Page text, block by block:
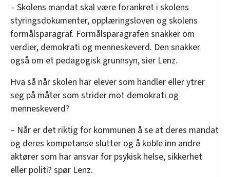
– Skolens mandat skal være forankret i ­skolens
styringsdokumenter, opplæringsloven og skolens
formålsparagraf. Formålsparagrafen snakker om
verdier, demokrati og menneskeverd. Den snakker
også om et pedagogisk grunnsyn, sier Lenz.
Hva så når skolen har elever som handler eller ytrer
seg på måter som strider mot demokrati og
menneskeverd?
– Når er det riktig for kommunen å se at deres mandat
og deres kompetanse slutter og å koble inn andre
aktører som har ansvar for psykisk helse, sikkerhet
eller politi? spør Lenz.